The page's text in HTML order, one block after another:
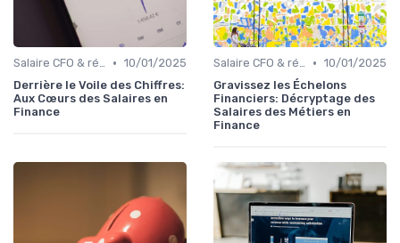
Salaire CFO & rémunération variable • 10/01/2025
Derrière le Voile des Chiffres:
Aux Cœurs des Salaires en
Finance
Salaire CFO & rémunération variable • 10/01/2025
Gravissez les Échelons
Financiers: Décryptage des
Salaires des Métiers en
Finance